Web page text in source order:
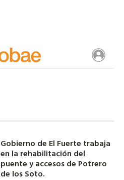
Gobierno de El Fuerte trabaja
en la rehabilitación del
puente y accesos de Potrero
de los Soto.